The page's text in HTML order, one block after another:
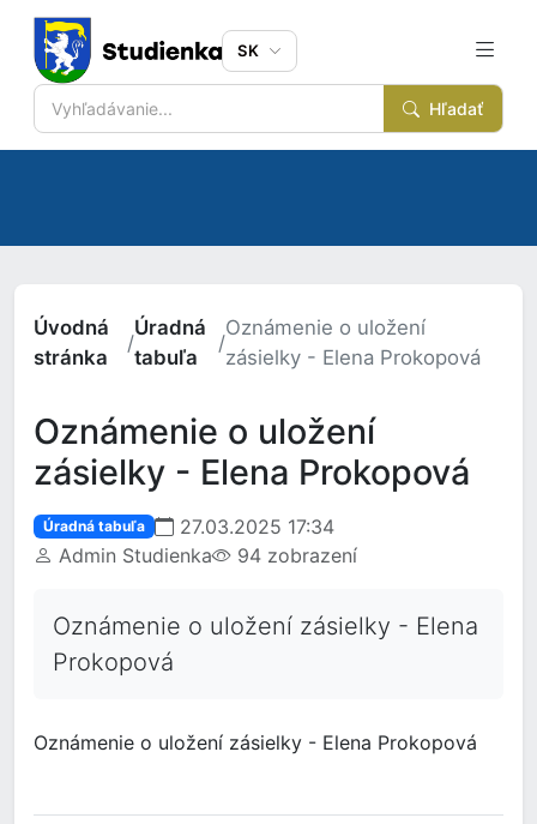
Hľadať
SK
Úvodná
stránka
/
Úradná
tabuľa
/
Oznámenie o uložení
zásielky - Elena Prokopová
Oznámenie o uložení
zásielky - Elena Prokopová
Úradná tabuľa
27.03.2025 17:34
Admin Studienka
94 zobrazení
Oznámenie o uložení zásielky - Elena
Prokopová
Oznámenie o uložení zásielky - Elena Prokopová